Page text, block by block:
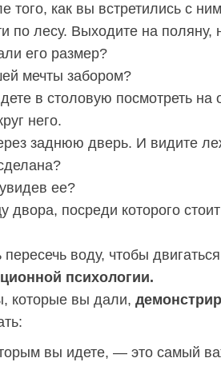
того, как вы встретились с
по лесу. Выходите на поляну,
его размер?
мечты забором?
в столовую посмотреть
него.
заднюю дверь. И видите
ее?
двора, посреди которого
пересечь воду, чтобы
психологии.
которые вы дали,
вы идете, — это самый